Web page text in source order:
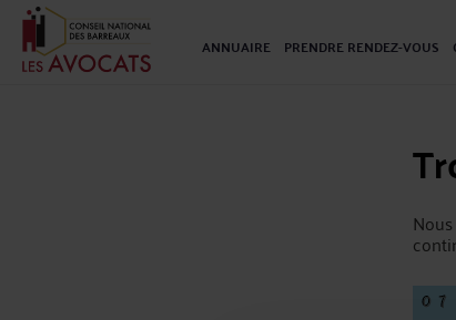
ANNUAIRE PRENDRE RENDEZ-VOUS